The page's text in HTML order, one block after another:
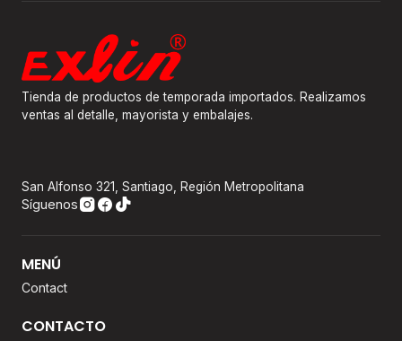
Tienda de productos de temporada importados. Realizamos
ventas al detalle, mayorista y embalajes.
San Alfonso 321, Santiago, Región Metropolitana
Síguenos
MENÚ
Contact
CONTACTO